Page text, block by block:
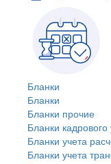
Бланки
Бланки
Бланки прочие
Бланки кадрового
Бланки учета
Бланки учета